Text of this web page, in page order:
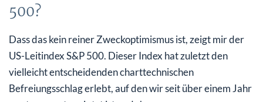
500?
Dass das kein reiner Zweckoptimismus ist, zeigt mir der
US-Leitindex S&P 500. Dieser Index hat zuletzt den
vielleicht entscheidenden charttechnischen
Befreiungsschlag erlebt, auf den wir seit über einem Jahr